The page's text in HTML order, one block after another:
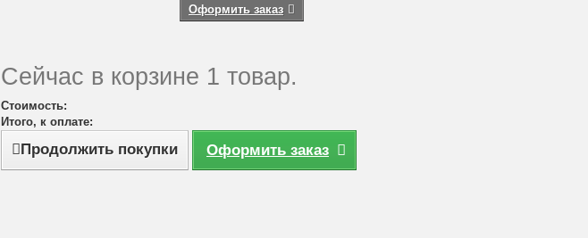
Оформить заказ
Сейчас в корзине 1 товар.
Стоимость:
Итого, к оплате:
Продолжить покупки Оформить заказ